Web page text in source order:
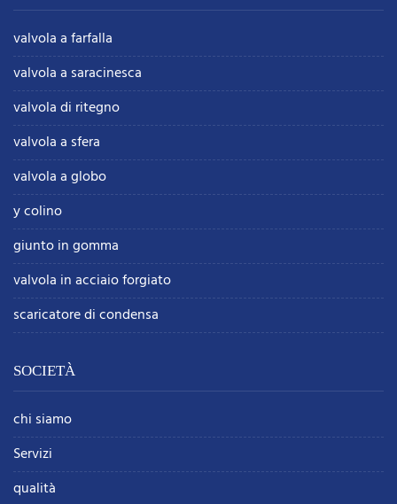
valvola a farfalla
valvola a saracinesca
valvola di ritegno
valvola a sfera
valvola a globo
y colino
giunto in gomma
valvola in acciaio forgiato
scaricatore di condensa
SOCIETÀ
chi siamo
Servizi
qualità